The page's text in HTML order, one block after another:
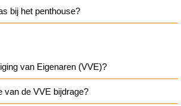
bij het penthouse?
van Eigenaren (VVE)?
van de VVE bijdrage?